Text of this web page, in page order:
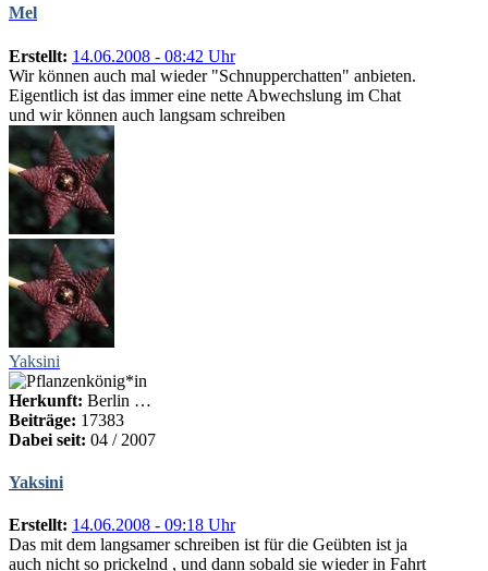
Mel
Erstellt: 14.06.2008 - 08:42 Uhr
Wir können auch mal wieder "Schnupperchatten" anbieten.
Eigentlich ist das immer eine nette Abwechslung im Chat
und wir können auch langsam schreiben
Yaksini
Herkunft: Berlin …
Beiträge: 17383
Dabei seit: 04 / 2007
Yaksini
Erstellt: 14.06.2008 - 09:18 Uhr
Das mit dem langsamer schreiben ist für die Geübten ist ja
auch nicht so prickelnd , und dann sobald sie wieder in Fahrt